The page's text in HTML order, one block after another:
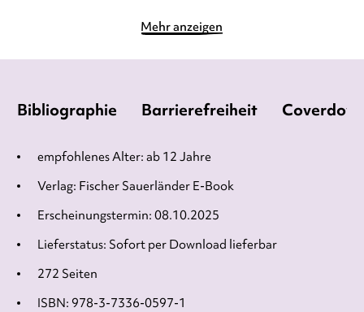
Mehr anzeigen
Bibliographie Barrierefreiheit
Verlag: Fischer Sauerländer E-Book
Erscheinungstermin: 08.10.2025
Lieferstatus: Sofort per Download lieferbar
ISBN: 978-3-7336-0597-1
272 Seiten
empfohlenes Alter: ab 12 Jahre